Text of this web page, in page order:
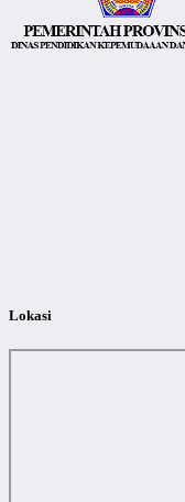
Lokasi